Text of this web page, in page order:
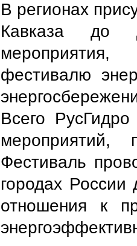
В регионах
Кавказа до
фестивалю
Всего
Фестиваль
городах России
отношения к